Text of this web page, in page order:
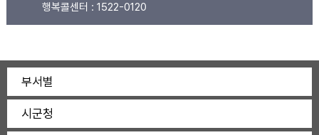
행복콜센터 : 1522-0120
부서별
시군청